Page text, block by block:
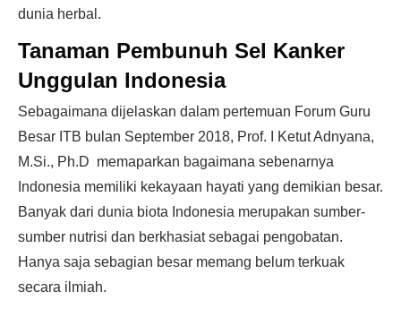
dunia herbal.
Tanaman Pembunuh Sel Kanker
Unggulan Indonesia
Sebagaimana dijelaskan dalam pertemuan Forum Guru
Besar ITB bulan September 2018, Prof. I Ketut Adnyana,
M.Si., Ph.D memaparkan bagaimana sebenarnya
Indonesia memiliki kekayaan hayati yang demikian besar.
Banyak dari dunia biota Indonesia merupakan sumber-
sumber nutrisi dan berkhasiat sebagai pengobatan.
Hanya saja sebagian besar memang belum terkuak
secara ilmiah.